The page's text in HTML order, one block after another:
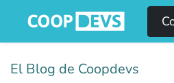
El Blog de Coopdevs